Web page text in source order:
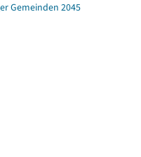
Gemeinden 2045